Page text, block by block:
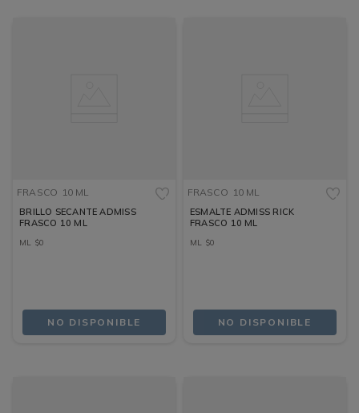
FRASCO 10 ML
BRILLO SECANTE ADMISS
FRASCO 10 ML
ML $0
NO DISPONIBLE
FRASCO 10 ML
ESMALTE ADMISS RICK
FRASCO 10 ML
ML $0
NO DISPONIBLE